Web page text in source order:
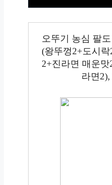
오뚜기 농심 팔
(왕뚜껑2+도시
2+진라면 매운
라면2),